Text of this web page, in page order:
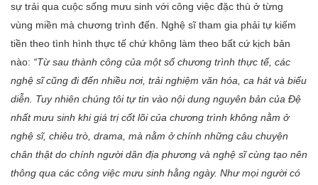
sự trải qua cuộc sống mưu sinh với công việc đặc thù ở từng
vùng miền mà chương trình đến. Nghệ sĩ tham gia phải tự kiếm
tiền theo tình hình thực tế chứ không làm theo bất cứ kịch bản
nào: “Từ sau thành công của một số chương trình thực tế, các
nghệ sĩ cũng đi đến nhiều nơi, trải nghiệm văn hóa, ca hát và biểu
diễn. Tuy nhiên chúng tôi tự tin vào nội dung nguyên bản của Đệ
nhất mưu sinh khi giá trị cốt lõi của chương trình không nằm ở
nghệ sĩ, chiêu trò, drama, mà nằm ở chính những câu chuyện
chân thật do chính người dân địa phương và nghệ sĩ cùng tạo nên
thông qua các công việc mưu sinh hằng ngày. Như mọi người có